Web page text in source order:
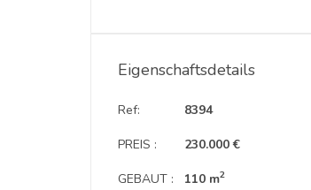
Eigenschaftsdetails
Ref:
PREIS :
GEBAUT :
8394
230.000 €
110 m2